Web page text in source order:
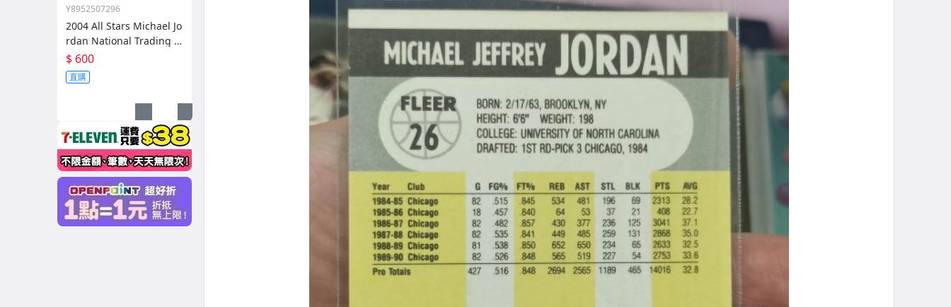
Y8952507296
2004 All Stars Michael Jo
rdan National Trading C
ard Day 特卡 UD-8
$ 600
直購